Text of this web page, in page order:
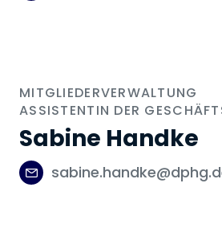
MITGLIEDERVERWALTUNG
ASSISTENTIN DER
Sabine Handke